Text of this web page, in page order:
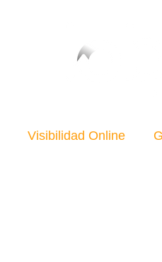
Visibilidad Online